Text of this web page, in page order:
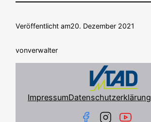
Veröffentlicht am20. Dezember 2021
vonverwalter
ImpressumDatenschutzerklärung